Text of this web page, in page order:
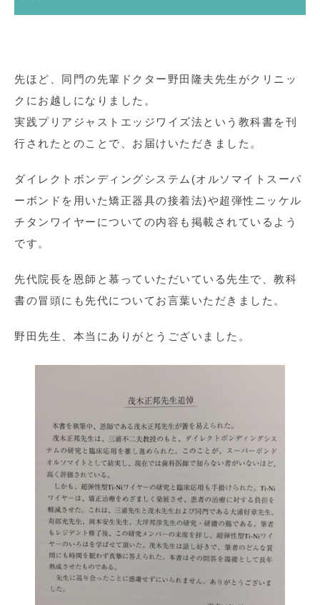
先ほど、同門の先輩ドクター野田隆夫先生がクリニッ
クにお越しになりました。
実践プリアジャストエッジワイズ法という教科書を刊
行されたとのことで、お届けいただきました。
ダイレクトボンディングシステム(オルソマイトスーパ
ーボンドを用いた矯正器具の接着法)や超弾性ニッケル
チタンワイヤーについての内容も掲載されているよう
です。
先代院長を恩師と慕っていただいている先生で、教科
書の冒頭にも先代についてお言葉いただきました。
野田先生、本当にありがとうございました。